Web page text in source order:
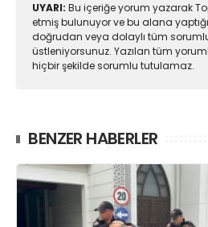
UYARI: Bu içeriğe yorum yazarak
etmiş bulunuyor ve bu alana
doğrudan veya dolaylı tüm
üstleniyorsunuz. Yazılan tüm
hiçbir şekilde sorumlu tutulamaz.
BENZER HABERLER